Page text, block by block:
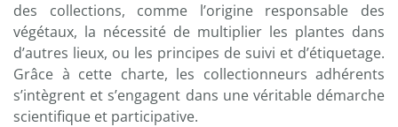
des collections, comme l’origine responsable des
végétaux, la nécessité de multiplier les plantes dans
d’autres lieux, ou les principes de suivi et d’étiquetage.
Grâce à cette charte, les collectionneurs adhérents
s’intègrent et s’engagent dans une véritable démarche
scientifique et participative.